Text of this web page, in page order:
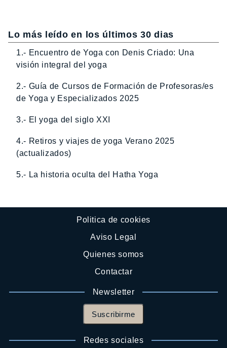
Lo más leído en los últimos 30 dias
1.- Encuentro de Yoga con Denis Criado: Una
visión integral del yoga
2.- Guía de Cursos de Formación de Profesoras/es
de Yoga y Especializados 2025
3.- El yoga del siglo XXI
4.- Retiros y viajes de yoga Verano 2025
(actualizados)
5.- La historia oculta del Hatha Yoga
Politica de cookies
Aviso Legal
Quienes somos
Contactar
Newsletter
Suscribirme
Redes sociales